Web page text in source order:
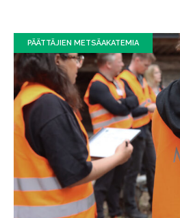
PÄÄTTÄJIEN METSÄAKATEMIA